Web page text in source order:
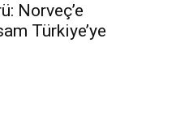
Norveç’e
Türkiye’ye